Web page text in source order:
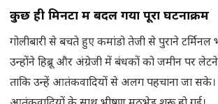
कुछ ही मिनटों में बदल गया पूरा घटनाक्रम
गोलीबारी से बचते हुए कमांडो तेजी से पुराने
उन्होंने हिब्रू और अंग्रेजी में बंधकों को जमीन पर लेटने
ताकि उन्हें आतंकवादियों से अलग पहचाना जा